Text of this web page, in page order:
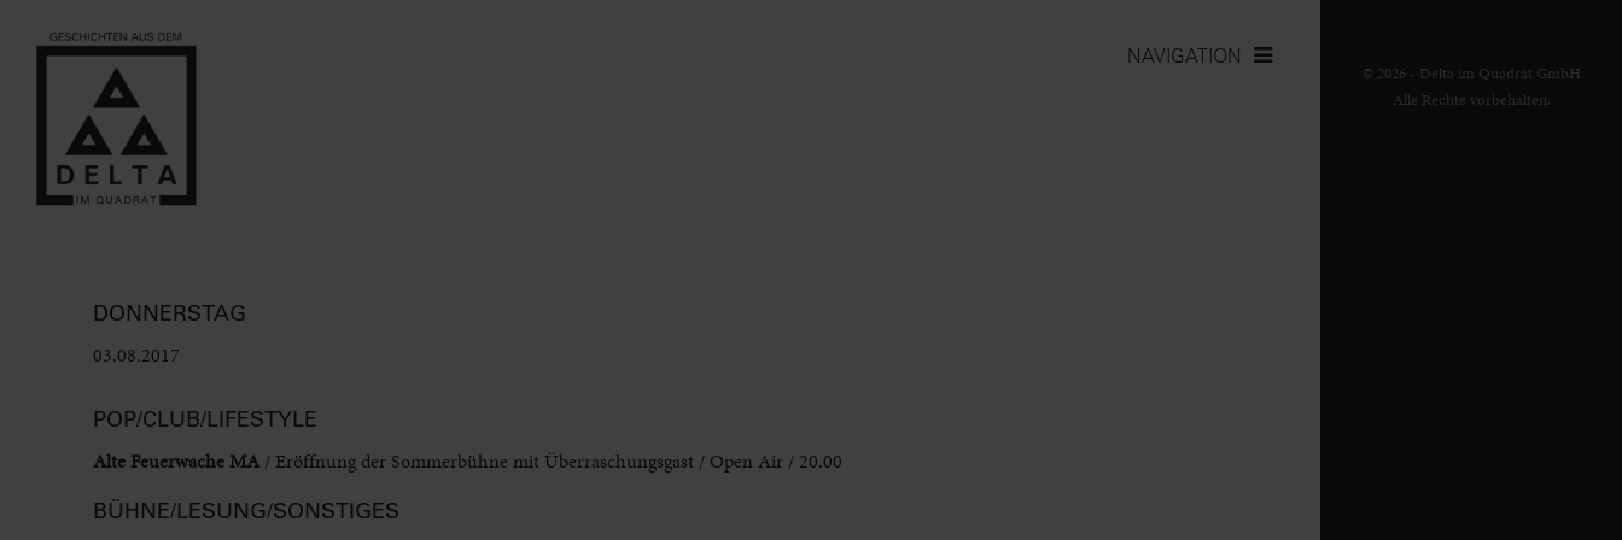
NAVIGATION
DONNERSTAG
03.08.2017
POP/CLUB/LIFESTYLE
Alte Feuerwache MA/ Eröffnung der Sommerbühne mit Überraschungsgast / Open Air / 20.00
BÜHNE/LESUNG/SONSTIGES
© 2026 - Delta im Quadrat GmbH
Alle Rechte vorbehalten.